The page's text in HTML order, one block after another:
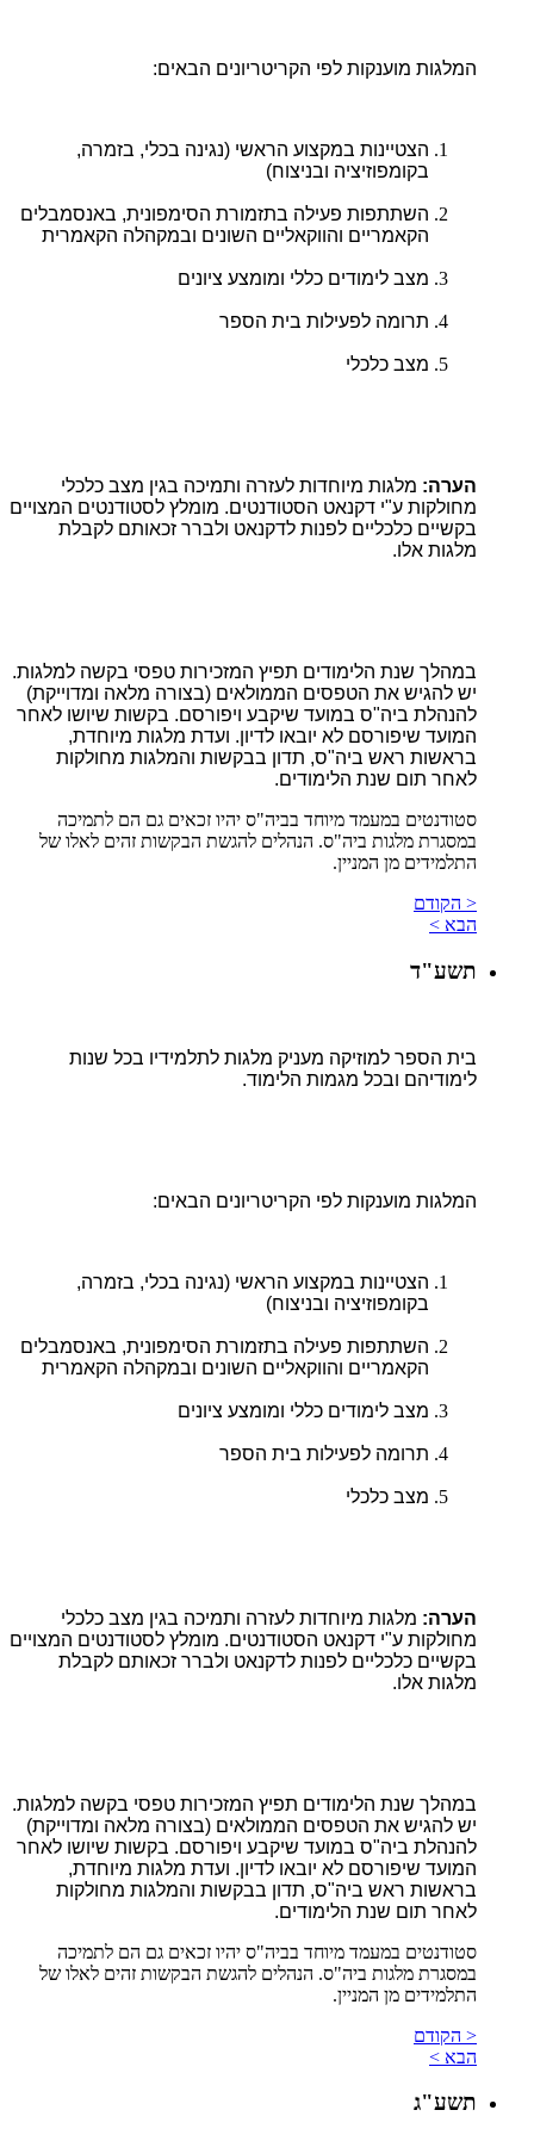
המלגות מוענקות לפי הקריטריונים הבאים:
הצטיינות במקצוע הראשי (נגינה בכלי, בזמרה,
בקומפוזיציה ובניצוח)
השתתפות פעילה בתזמורת הסימפונית, באנסמבלים
הקאמריים והווקאליים השונים ובמקהלה הקאמרית
מצב לימודים כללי ומומצע ציונים
תרומה לפעילות בית הספר
מצב כלכלי
הערה: מלגות מיוחדות לעזרה ותמיכה בגין מצב כלכלי
מחולקות ע"י דקנאט הסטודנטים. מומלץ לסטודנטים המצויים
בקשיים כלכליים לפנות לדקנאט ולברר זכאותם לקבלת
מלגות אלו.
במהלך שנת הלימודים תפיץ המזכירות טפסי בקשה למלגות.
יש להגיש את הטפסים הממולאים (בצורה מלאה ומדוייקת)
להנהלת ביה"ס במועד שיקבע ויפורסם. בקשות שיושו לאחר
המועד שיפורסם לא יובאו לדיון. ועדת מלגות מיוחדת,
בראשות ראש ביה"ס, תדון בבקשות והמלגות מחולקות
לאחר תום שנת הלימודים.
סטודנטים במעמד מיוחד בביה"ס יהיו זכאים גם הם לתמיכה
במסגרת מלגות ביה"ס. הנהלים להגשת הבקשות זהים לאלו של
התלמידים מן המניין.
< הקודם
הבא >
תשע"ד
בית הספר למוזיקה מעניק מלגות לתלמידיו בכל שנות
לימודיהם ובכל מגמות הלימוד.
המלגות מוענקות לפי הקריטריונים הבאים:
הצטיינות במקצוע הראשי (נגינה בכלי, בזמרה,
בקומפוזיציה ובניצוח)
השתתפות פעילה בתזמורת הסימפונית, באנסמבלים
הקאמריים והווקאליים השונים ובמקהלה הקאמרית
מצב לימודים כללי ומומצע ציונים
תרומה לפעילות בית הספר
מצב כלכלי
הערה: מלגות מיוחדות לעזרה ותמיכה בגין מצב כלכלי
מחולקות ע"י דקנאט הסטודנטים. מומלץ לסטודנטים המצויים
בקשיים כלכליים לפנות לדקנאט ולברר זכאותם לקבלת
מלגות אלו.
במהלך שנת הלימודים תפיץ המזכירות טפסי בקשה למלגות.
יש להגיש את הטפסים הממולאים (בצורה מלאה ומדוייקת)
להנהלת ביה"ס במועד שיקבע ויפורסם. בקשות שיושו לאחר
המועד שיפורסם לא יובאו לדיון. ועדת מלגות מיוחדת,
בראשות ראש ביה"ס, תדון בבקשות והמלגות מחולקות
לאחר תום שנת הלימודים.
סטודנטים במעמד מיוחד בביה"ס יהיו זכאים גם הם לתמיכה
במסגרת מלגות ביה"ס. הנהלים להגשת הבקשות זהים לאלו של
התלמידים מן המניין.
< הקודם
הבא >
תשע"ג